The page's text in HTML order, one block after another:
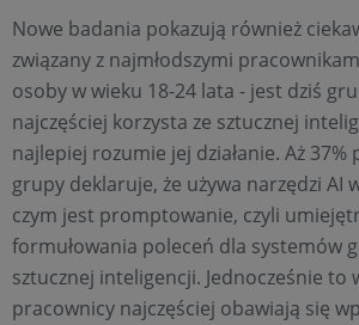
Nowe badania pokazują również
związany z najmłodszymi
osoby w wieku 18-24 lata - jest dziś
najczęściej korzysta ze sztucznej
najlepiej rozumie jej działanie. Aż
grupy deklaruje, że używa narzędzi AI
czym jest promptowanie, czyli
formułowania poleceń dla systemów
sztucznej inteligencji. Jednocześnie to
pracownicy najczęściej obawiają się